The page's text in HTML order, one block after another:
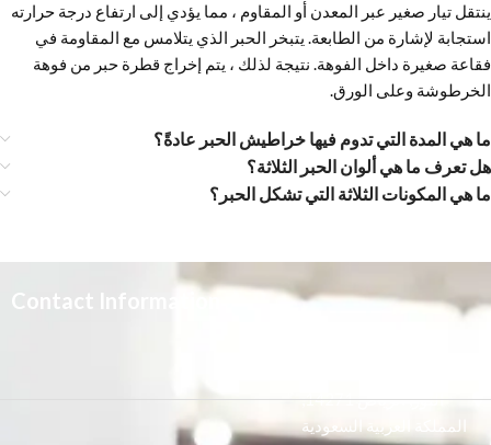
ينتقل تيار صغير عبر المعدن أو المقاوم ، مما يؤدي إلى ارتفاع درجة حرارته
استجابة لإشارة من الطابعة. يتبخر الحبر الذي يتلامس مع المقاومة في
فقاعة صغيرة داخل الفوهة. نتيجة لذلك ، يتم إخراج قطرة حبر من فوهة
الخرطوشة وعلى الورق.
ما هي المدة التي تدوم فيها خراطيش الحبر عادةً؟
هل تعرف ما هي ألوان الحبر الثلاثة؟
ما هي المكونات الثلاثة التي تشكل الحبر؟
Contact Information
النور, الرياض 14271,
المملكة العربية السعودية